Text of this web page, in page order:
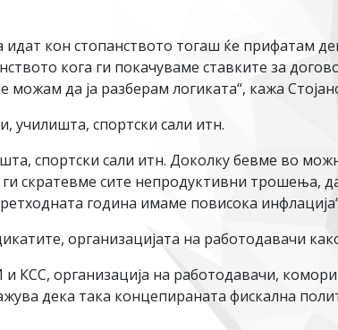
кон стопанството тогаш ќе прифатам
кога ги покачуваме ставките за
можам да ја разберам логиката“, кажа
училишта, спортски сали итн.
спортски сали итн. Доколку бевме во
скратевме сите непродуктивни трошења,
година имаме повисока
организацијата на работодавачи
КСС, организација на работодавачи,
дека така концепираната фискална